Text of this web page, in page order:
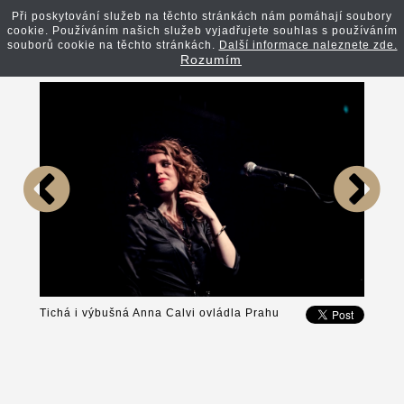
Zpět na článek
Tichá i výbušná Anna Calvi ovládla Prahu
Při poskytování služeb na těchto stránkách nám pomáhají soubory
cookie. Používáním našich služeb vyjadřujete souhlas s používáním
souborů cookie na těchto stránkách. Další informace naleznete zde.
Rozumím